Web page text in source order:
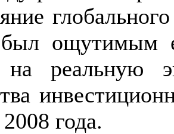
был ощутимым
на реальную
года.